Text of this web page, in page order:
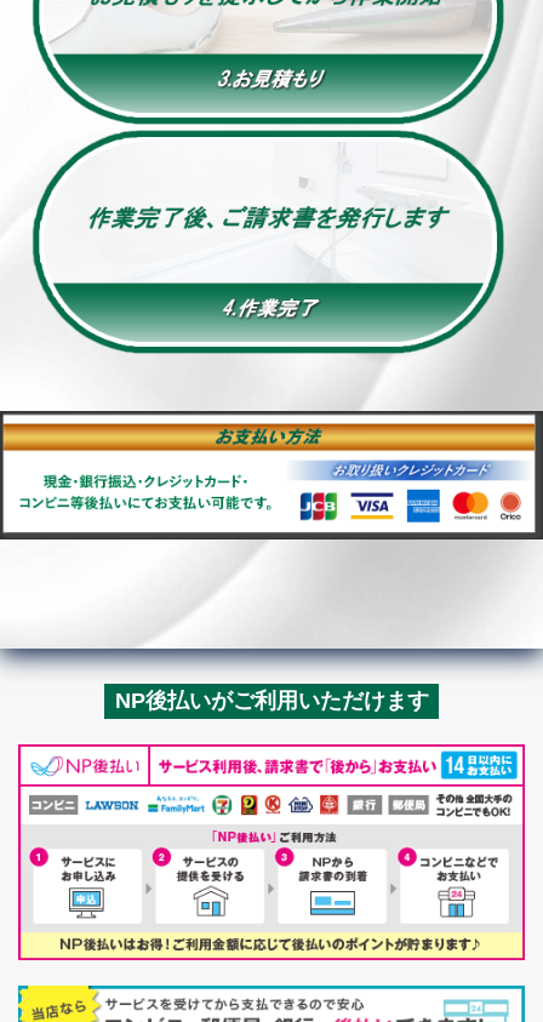
NP後払いがご利用いただけます